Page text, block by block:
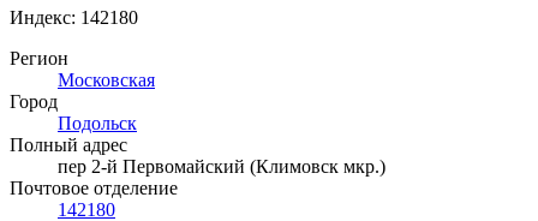
Индекс: 142180
Регион
Московская
Город
Подольск
Полный адрес
пер 2-й Первомайский (Климовск мкр.)
Почтовое отделение
142180